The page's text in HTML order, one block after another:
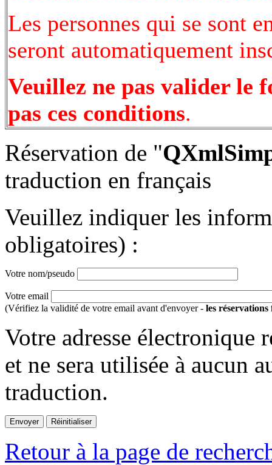
Les personnes qui se sont
seront automatiquement
Veuillez ne pas valider le
pas ces conditions.
Réservation de "
traduction en français
Veuillez indiquer les
obligatoires) :
Votre nom/pseudo
Votre email
(Vérifiez la validité de votre email avant d'envoyer - les réservations
Votre adresse électronique
et ne sera utilisée à aucun
traduction.
Retour à la page de